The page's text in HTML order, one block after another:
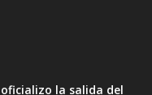
la salida del